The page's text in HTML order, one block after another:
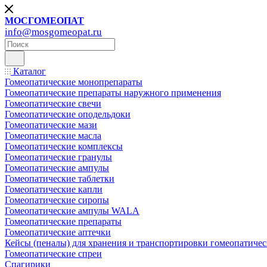
МОСГОМЕОПАТ
info@mosgomeopat.ru
Каталог
Гомеопатические монопрепараты
Гомеопатические препараты наружного применения
Гомеопатические свечи
Гомеопатические оподельдоки
Гомеопатические мази
Гомеопатические масла
Гомеопатические комплексы
Гомеопатические гранулы
Гомеопатические ампулы
Гомеопатические таблетки
Гомеопатические капли
Гомеопатические сиропы
Гомеопатические ампулы WALA
Гомеопатические препараты
Гомеопатические аптечки
Кейсы (пеналы) для хранения и транспортировки
Гомеопатические спреи
Спагирики